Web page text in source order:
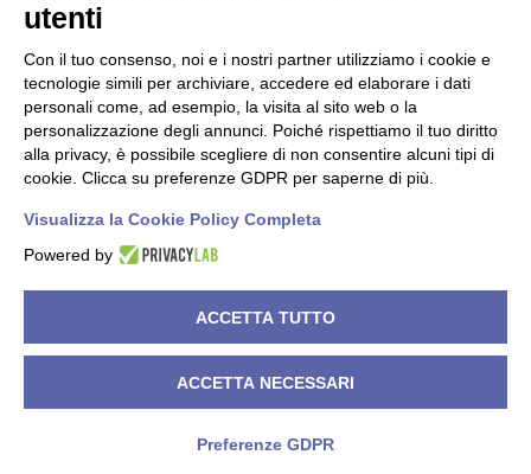
C.F./P.IVA 00619150147
Forma giuridica e qualificazione ai sensi del codice del Terzo
settore Cooperativa Sociale di tipo A.
N° Iscrizione Albo Delle Cooperative A119858
Iscrizione RUNTS 4050 del 21/03/2022
Cooperativa Sociale NISIDA. All rights reserved.
Privacy Policy
Cookie Policy
utenti
Con il tuo consenso, noi e i nostri partner utilizziamo i cookie e
tecnologie simili per archiviare, accedere ed elaborare i dati
personali come, ad esempio, la visita al sito web o la
personalizzazione degli annunci. Poiché rispettiamo il tuo diritto
alla privacy, è possibile scegliere di non consentire alcuni tipi di
cookie. Clicca su preferenze GDPR per saperne di più.
Visualizza la Cookie Policy Completa
Powered by
ACCETTA TUTTO
ACCETTA NECESSARI
Preferenze GDPR